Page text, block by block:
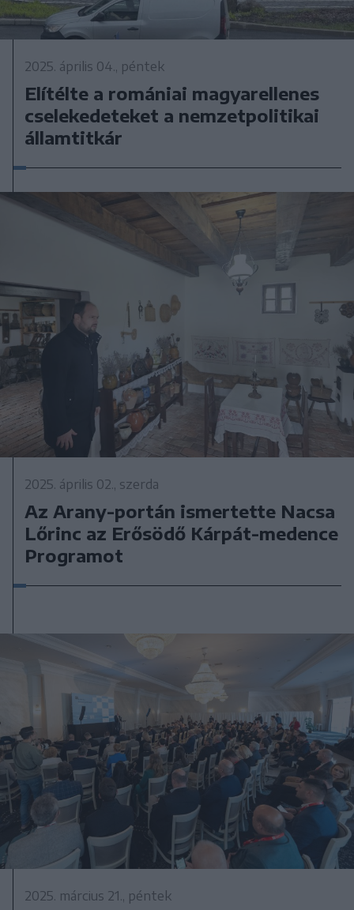
2025. április 04., péntek
Elítélte a romániai magyarellenes
cselekedeteket a nemzetpolitikai
államtitkár
2025. április 02., szerda
Az Arany-portán ismertette Nacsa
Lőrinc az Erősödő Kárpát-medence
Programot
2025. március 21., péntek